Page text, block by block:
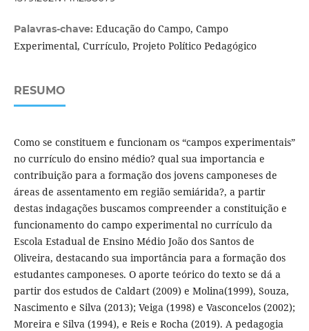
Palavras-chave: Educação do Campo, Campo
Experimental, Currículo, Projeto Político Pedagógico
RESUMO
Como se constituem e funcionam os “campos experimentais”
no currículo do ensino médio? qual sua importancia e
contribuição para a formação dos jovens camponeses de
áreas de assentamento em região semiárida?, a partir
destas indagações buscamos compreender a constituição e
funcionamento do campo experimental no currículo da
Escola Estadual de Ensino Médio João dos Santos de
Oliveira, destacando sua importância para a formação dos
estudantes camponeses. O aporte teórico do texto se dá a
partir dos estudos de Caldart (2009) e Molina(1999), Souza,
Nascimento e Silva (2013); Veiga (1998) e Vasconcelos (2002);
Moreira e Silva (1994), e Reis e Rocha (2019). A pedagogia